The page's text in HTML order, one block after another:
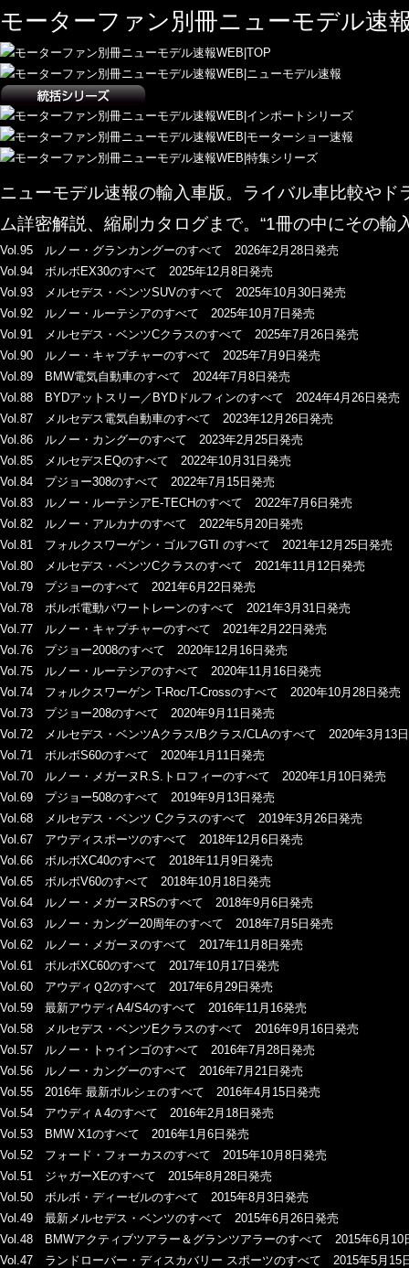
モーターファン別冊ニューモデル速
ニューモデル速報の輸入車版。ライバル車比較や
ム詳密解説、縮刷カタログまで。“1冊の中にその輸
Vol.95 ルノー・グランカングーのすべて 2026年2月28日発売
Vol.94 ボルボEX30のすべて 2025年12月8日発売
Vol.93 メルセデス・ベンツSUVのすべて 2025年10月30日発売
Vol.92 ルノー・ルーテシアのすべて 2025年10月7日発売
Vol.91 メルセデス・ベンツCクラスのすべて 2025年7月26日発売
Vol.90 ルノー・キャプチャーのすべて 2025年7月9日発売
Vol.89 BMW電気自動車のすべて 2024年7月8日発売
Vol.88 BYDアットスリー／BYDドルフィンのすべて 2024年4月26日発売
Vol.87 メルセデス電気自動車のすべて 2023年12月26日発売
Vol.86 ルノー・カングーのすべて 2023年2月25日発売
Vol.85 メルセデスEQのすべて 2022年10月31日発売
Vol.84 プジョー308のすべて 2022年7月15日発売
Vol.83 ルノー・ルーテシアE-TECHのすべて 2022年7月6日発売
Vol.82 ルノー・アルカナのすべて 2022年5月20日発売
Vol.81 フォルクスワーゲン・ゴルフGTI のすべて 2021年12月25日発売
Vol.80 メルセデス・ベンツCクラスのすべて 2021年11月12日発売
Vol.79 プジョーのすべて 2021年6月22日発売
Vol.78 ボルボ電動パワートレーンのすべて 2021年3月31日発売
Vol.77 ルノー・キャプチャーのすべて 2021年2月22日発売
Vol.76 プジョー2008のすべて 2020年12月16日発売
Vol.75 ルノー・ルーテシアのすべて 2020年11月16日発売
Vol.74 フォルクスワーゲン T-Roc/T-Crossのすべて 2020年10月28日発売
Vol.73 プジョー208のすべて 2020年9月11日発売
Vol.72 メルセデス・ベンツAクラス/Bクラス/CLAのすべて 2020年3月13
Vol.71 ボルボS60のすべて 2020年1月11日発売
Vol.70 ルノー・メガーヌR.S.トロフィーのすべて 2020年1月10日発売
Vol.69 プジョー508のすべて 2019年9月13日発売
Vol.68 メルセデス・ベンツ Cクラスのすべて 2019年3月26日発売
Vol.67 アウディスポーツのすべて 2018年12月6日発売
Vol.66 ボルボXC40のすべて 2018年11月9日発売
Vol.65 ボルボV60のすべて 2018年10月18日発売
Vol.64 ルノー・メガーヌRSのすべて 2018年9月6日発売
Vol.63 ルノー・カングー20周年のすべて 2018年7月5日発売
Vol.62 ルノー・メガーヌのすべて 2017年11月8日発売
Vol.61 ボルボXC60のすべて 2017年10月17日発売
Vol.60 アウディＱ2のすべて 2017年6月29日発売
Vol.59 最新アウディA4/S4のすべて 2016年11月16発売
Vol.58 メルセデス・ベンツEクラスのすべて 2016年9月16日発売
Vol.57 ルノー・トゥインゴのすべて 2016年7月28日発売
Vol.56 ルノー・カングーのすべて 2016年7月21日発売
Vol.55 2016年 最新ポルシェのすべて 2016年4月15日発売
Vol.54 アウディＡ4のすべて 2016年2月18日発売
Vol.53 BMW X1のすべて 2016年1月6日発売
Vol.52 フォード・フォーカスのすべて 2015年10月8日発売
Vol.51 ジャガーXEのすべて 2015年8月28日発売
Vol.50 ボルボ・ディーゼルのすべて 2015年8月3日発売
Vol.49 最新メルセデス・ベンツのすべて 2015年6月26日発売
Vol.48 BMWアクティブツアラー＆グランツアラーのすべて 2015年6月10
Vol.47 ランドローバー・ディスカバリー スポーツのすべて 2015年5月15